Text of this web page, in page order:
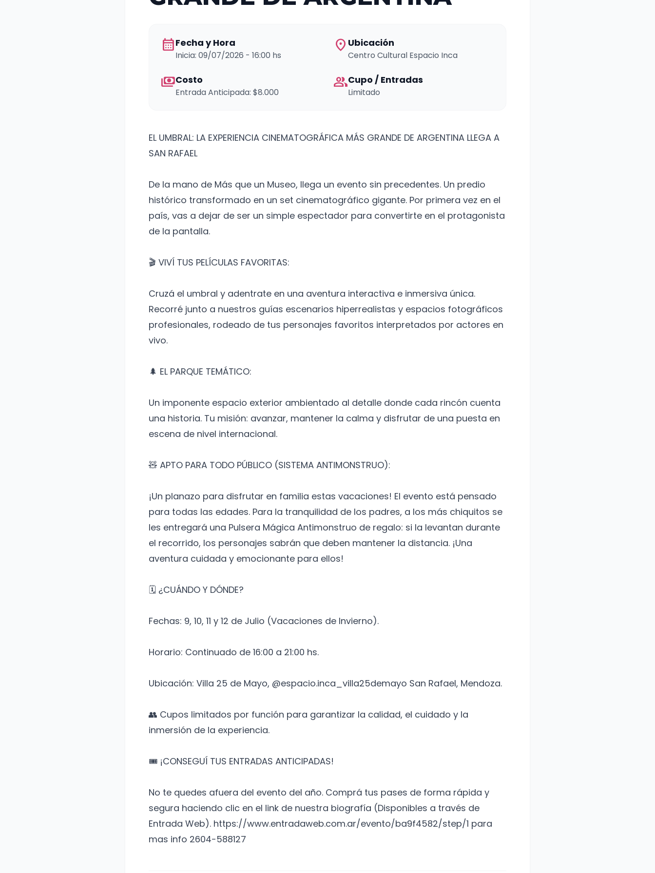
calendar_monthFecha y Hora
Inicia: 09/07/2026 - 16:00 hs
location_on Ubicación
Centro Cultural Espacio Inca
paymentsCosto
Entrada Anticipada: $8.000
groupCupo / Entradas
Limitado
EL UMBRAL: LA EXPERIENCIA CINEMATOGRÁFICA MÁS GRANDE DE ARGENTINA LLEGA A
SAN RAFAEL
​De la mano de Más que un Museo, llega un evento sin precedentes. Un predio
histórico transformado en un set cinematográfico gigante. Por primera vez en el
país, vas a dejar de ser un simple espectador para convertirte en el protagonista
de la pantalla.
​🎬 VIVÍ TUS PELÍCULAS FAVORITAS:
Cruzá el umbral y adentrate en una aventura interactiva e inmersiva única.
Recorré junto a nuestros guías escenarios hiperrealistas y espacios fotográficos
profesionales, rodeado de tus personajes favoritos interpretados por actores en
vivo.
​🌲 EL PARQUE TEMÁTICO:
Un imponente espacio exterior ambientado al detalle donde cada rincón cuenta
una historia. Tu misión: avanzar, mantener la calma y disfrutar de una puesta en
escena de nivel internacional.
​🧸 APTO PARA TODO PÚBLICO (SISTEMA ANTIMONSTRUO):
¡Un planazo para disfrutar en familia estas vacaciones! El evento está pensado
para todas las edades. Para la tranquilidad de los padres, a los más chiquitos se
les entregará una Pulsera Mágica Antimonstruo de regalo: si la levantan durante
el recorrido, los personajes sabrán que deben mantener la distancia. ¡Una
aventura cuidada y emocionante para ellos!
​🗓️ ¿CUÁNDO Y DÓNDE?
​Fechas: 9, 10, 11 y 12 de Julio (Vacaciones de Invierno).
​Horario: Continuado de 16:00 a 21:00 hs.
​Ubicación: Villa 25 de Mayo, @espacio.inca_villa25demayo San Rafael, Mendoza.
​👥 Cupos limitados por función para garantizar la calidad, el cuidado y la
inmersión de la experiencia.
​🎟️ ¡CONSEGUÍ TUS ENTRADAS ANTICIPADAS!
No te quedes afuera del evento del año. Comprá tus pases de forma rápida y
segura haciendo clic en el link de nuestra biografía (Disponibles a través de
Entrada Web). https://www.entradaweb.com.ar/evento/ba9f4582/step/1 para
mas info 2604-588127